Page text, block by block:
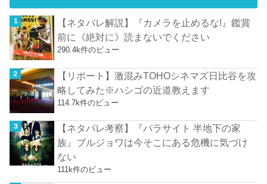
【ネタバレ解説】『カメラを止めるな!』鑑賞
前に《絶対に》読まないでください
290.4k件のビュー
【リポート】激混みTOHOシネマズ日比谷を攻
略してみた※ハシゴの近道教えます
114.7k件のビュー
【ネタバレ考察】『パラサイト 半地下の家
族』ブルジョワは今そこにある危機に気づけ
ない
111k件のビュー